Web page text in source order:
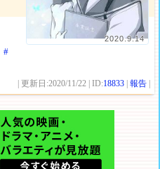
2020.9.14
#
| 更新日:2020/11/22 | ID:18833 |報告